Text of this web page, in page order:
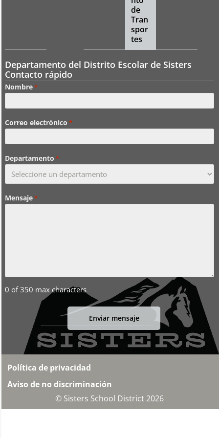
de
Tran
spor
tes
Departamento del Distrito Escolar de Sisters
Contacto rápido
Nombre*
Correo electrónico *
Departamento *
Mensaje*
0 of 350 max characters
Política de privacidad
Aviso de no discriminación
© Sisters School District 2026